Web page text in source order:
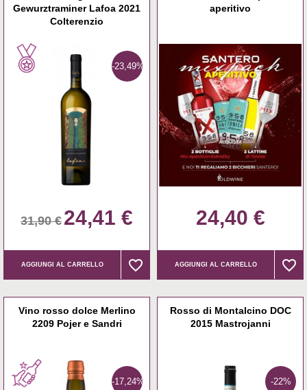
Gewurztraminer Lafoa 2021
Colterenzio
-23,49%
31,90 € 24,41 €
AGGIUNGI AL CARRELLO favorite_border
favorite_border
aperitivo
24,40 €
AGGIUNGI AL CARRELLO favorite_border
favorite_border
Vino rosso dolce Merlino
2209 Pojer e Sandri
-17,24%
Rosso di Montalcino DOC
2015 Mastrojanni
-22%